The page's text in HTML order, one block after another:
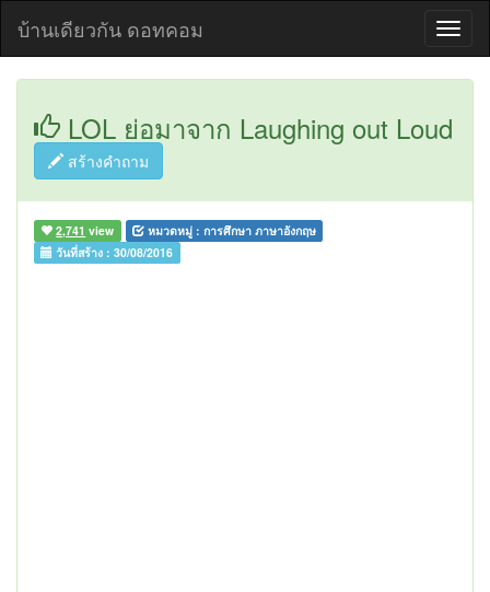
บ้านเดียวกัน ดอทคอม
LOL ย่อมาจาก Laughing out Loud
สร้างคำถาม
2,741 view หมวดหมู่ : การศึกษา ภาษาอังกฤษ
วันที่สร้าง :30/08/2016